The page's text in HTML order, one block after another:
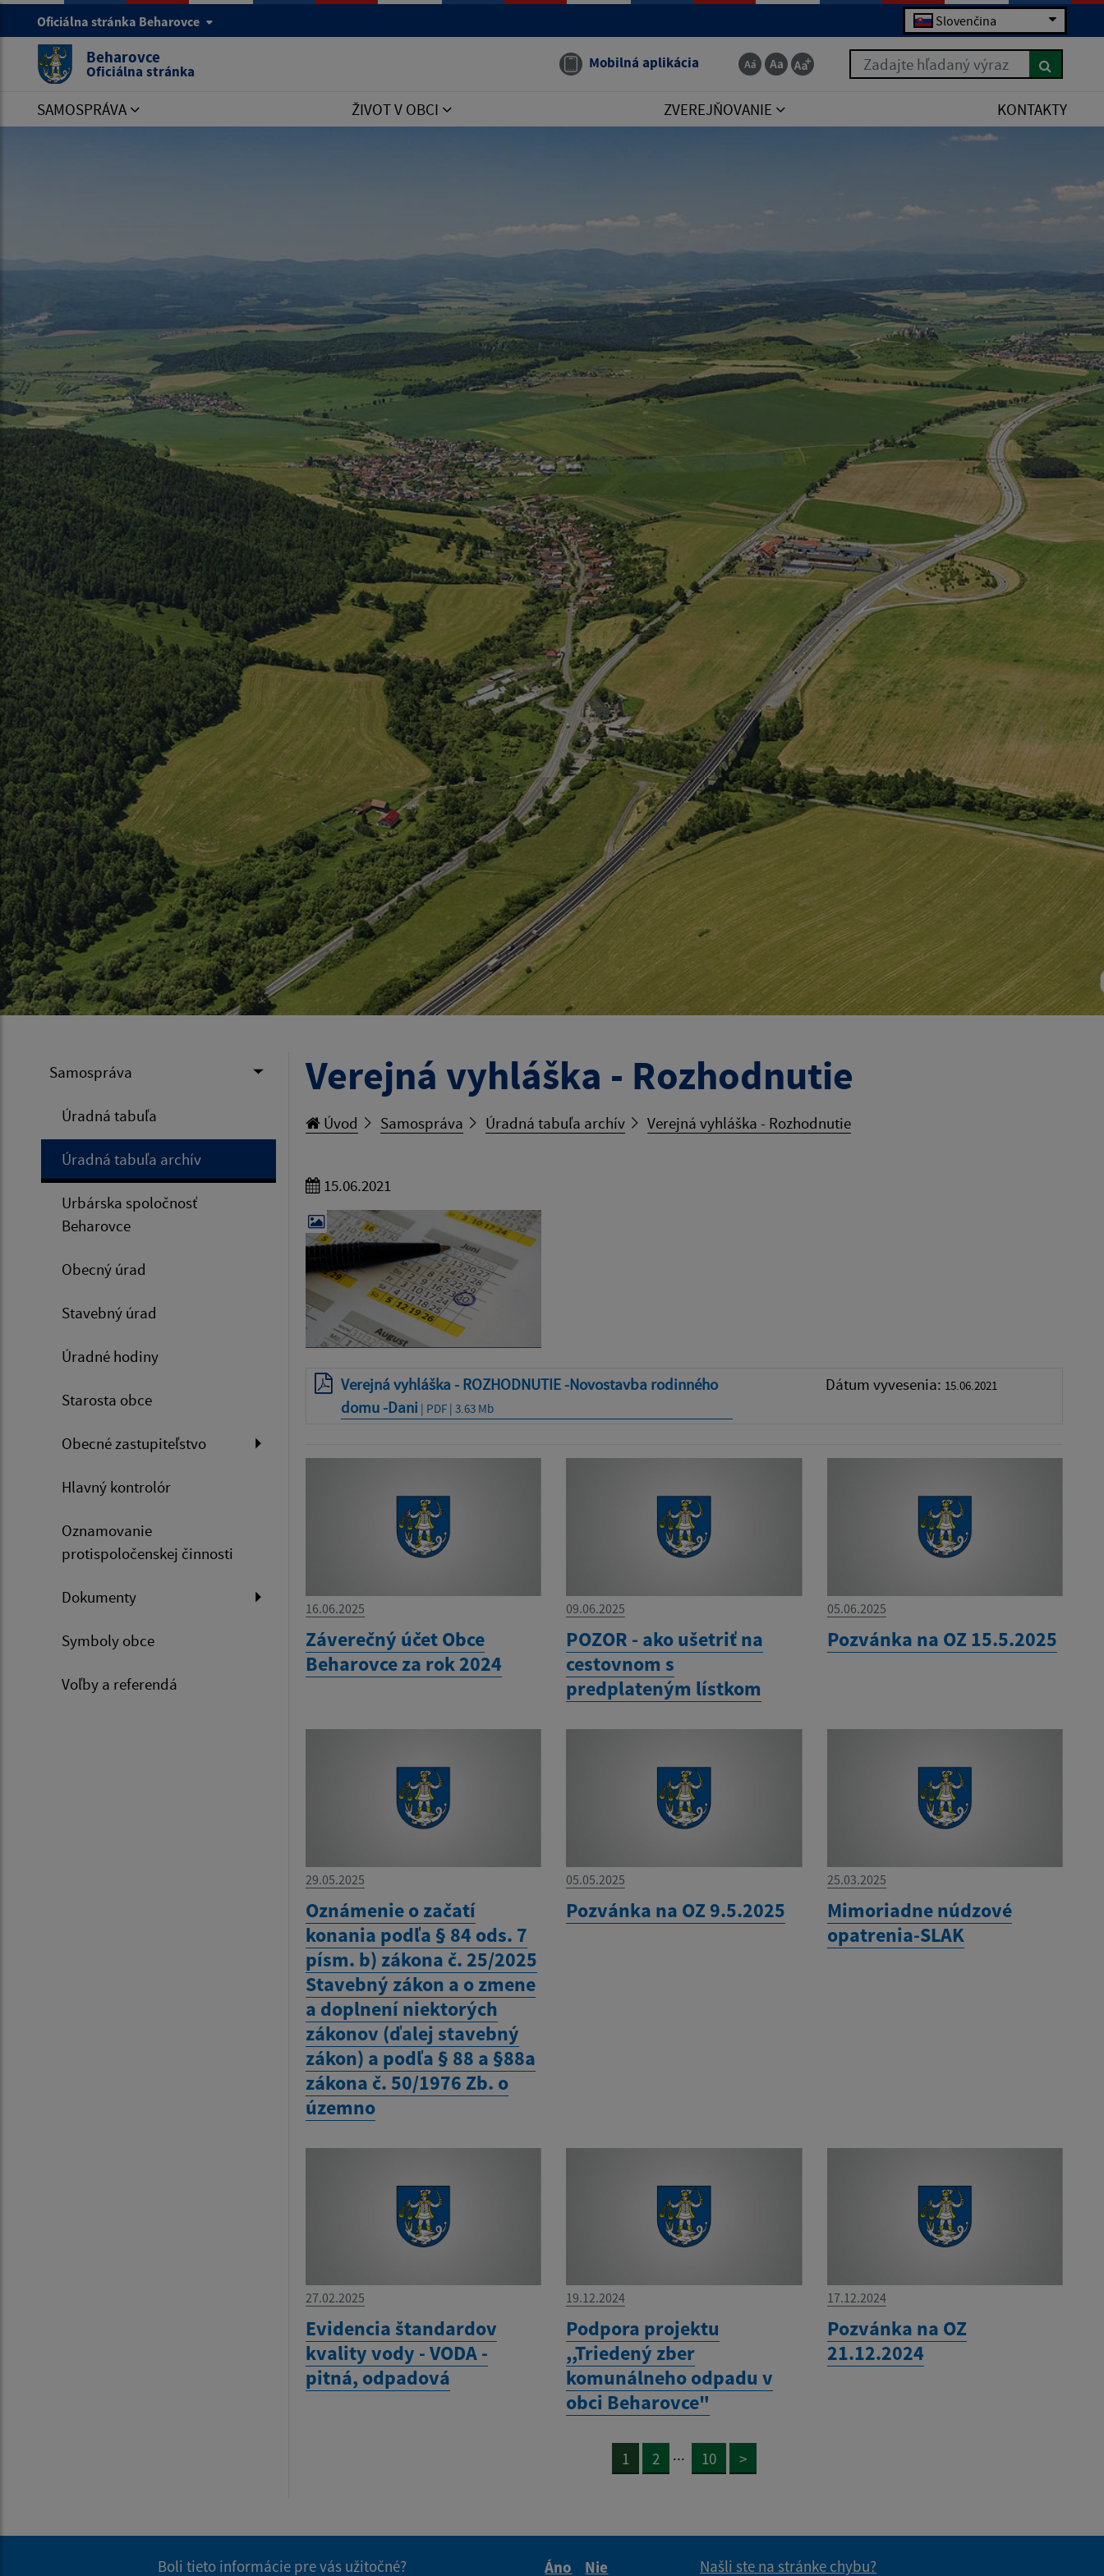
Oficiálna stránka Beharovce Slovenčina
Beharovce
Oficiálna stránka Mobilná aplikácia Zadajte hľadaný výraz
SAMOSPRÁVA ŽIVOT V OBCI ZVEREJŇOVANIE KONTAKTY
Samospráva
Úradná tabuľa
Úradná tabuľa archív
Urbárska spoločnosť
Beharovce
Obecný úrad
Stavebný úrad
Úradné hodiny
Starosta obce
Obecné zastupiteľstvo
Hlavný kontrolór
Oznamovanie
protispoločenskej činnosti
Dokumenty
Symboly obce
Voľby a referendá
Verejná vyhláška - Rozhodnutie
Úvod Samospráva Úradná tabuľa archív Verejná vyhláška - Rozhodnutie
15.06.2021
Verejná vyhláška - ROZHODNUTIE -Novostavba rodinného
domu -Dani | PDF | 3.63 Mb
Dátum vyvesenia: 15.06.2021
16.06.2025
Záverečný účet Obce
Beharovce za rok 2024
09.06.2025
POZOR - ako ušetriť na
cestovnom s
predplateným lístkom
05.06.2025
Pozvánka na OZ 15.5.2025
29.05.2025
Oznámenie o začatí
konania podľa § 84 ods. 7
písm. b) zákona č. 25/2025
Stavebný zákon a o zmene
a doplnení niektorých
zákonov (ďalej stavebný
zákon) a podľa § 88 a §88a
zákona č. 50/1976 Zb. o
územno
05.05.2025
Pozvánka na OZ 9.5.2025
25.03.2025
Mimoriadne núdzové
opatrenia-SLAK
27.02.2025
Evidencia štandardov
kvality vody - VODA -
pitná, odpadová
19.12.2024
Podpora projektu
,,Triedený zber
komunálneho odpadu v
obci Beharovce"
17.12.2024
Pozvánka na OZ
21.12.2024
1 2 ... 10 >
Boli tieto informácie pre vás užitočné?
Áno
Nie
Našli ste na stránke chybu?